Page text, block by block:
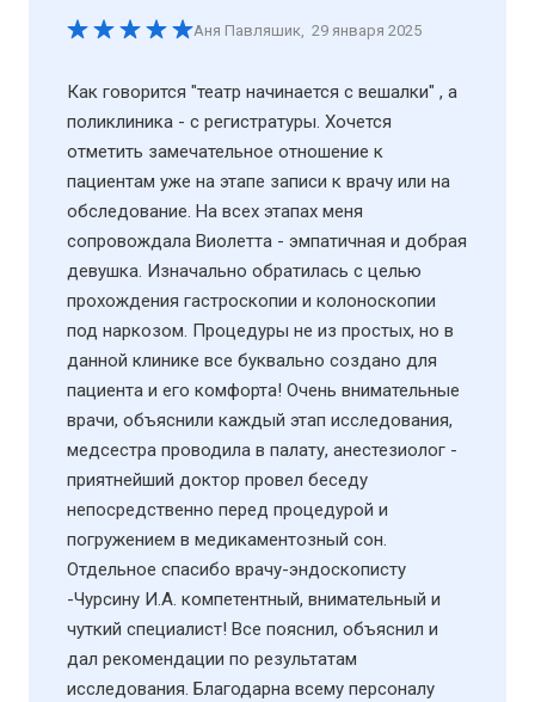
Аня Павляшик 29 января 2025
Как говорится "театр начинается с вешалки" , а
поликлиника - с регистратуры. Хочется
отметить замечательное отношение к
пациентам уже на этапе записи к врачу или на
обследование. На всех этапах меня
сопровождала Виолетта - эмпатичная и добрая
девушка. Изначально обратилась с целью
прохождения гастроскопии и колоноскопии
под наркозом. Процедуры не из простых, но в
данной клинике все буквально создано для
пациента и его комфорта! Очень внимательные
врачи, объяснили каждый этап исследования,
медсестра проводила в палату, анестезиолог -
приятнейший доктор провел беседу
непосредственно перед процедурой и
погружением в медикаментозный сон.
Отдельное спасибо врачу-эндоскописту
-Чурсину И.А. компетентный, внимательный и
чуткий специалист! Все пояснил, объяснил и
дал рекомендации по результатам
исследования. Благодарна всему персоналу